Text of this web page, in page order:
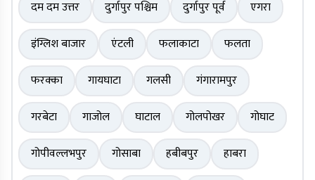
दम दम उत्तर
दुर्गापुर पश्चिम दुर्गापुर पूर्व
एगरा
इंग्लिश बाजार
एंटली फलाकाटा
फलता
फरक्का
गायघाटा गलसी
गंगारामपुर
गरबेटा
गाजोल घाटाल गोलपोखर
गोघाट
गोपीवल्लभपुर
गोसाबा हबीबपुर
हाबरा